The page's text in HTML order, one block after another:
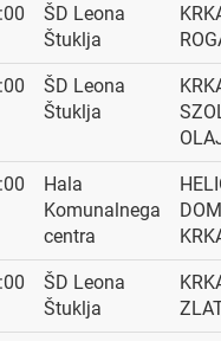
ŠD Leona
Štuklja
ŠD Leona
Štuklja
Hala
Komunalnega
centra
ŠD Leona
Štuklja